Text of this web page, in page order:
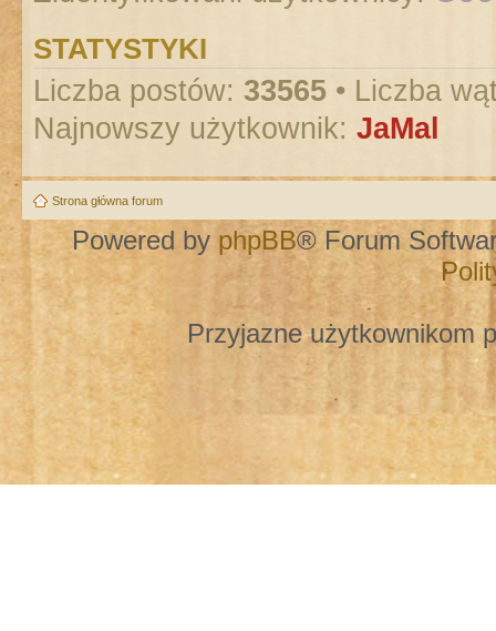
STATYSTYKI
Liczba postów: 33565 • Liczba
Najnowszy użytkownik: JaMal
Strona główna forum
Powered by phpBB® Forum
Przyjazne użytkownikom